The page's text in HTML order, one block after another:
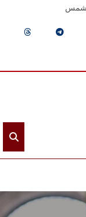
شمس
الرئيسيـة